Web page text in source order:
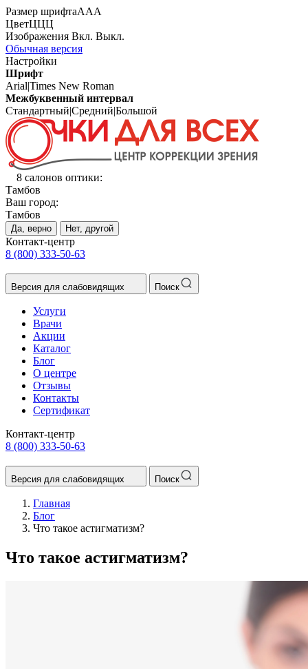
Размер шрифтаААА
ЦветЦЦЦ
Изображения Вкл. Выкл.
Обычная версия
Настройки
Шрифт
Arial|Times New Roman
Межбуквенный интервал
Стандартный|Средний|Большой
8 салонов оптики:
Тамбов
Ваш город:
Тамбов
Да, верно Нет, другой
Контакт-центр
8 (800) 333-50-63
Версия для слабовидящих Поиск
Услуги
Врачи
Акции
Каталог
Блог
О центре
Отзывы
Контакты
Сертификат
Контакт-центр
8 (800) 333-50-63
Версия для слабовидящих Поиск
Главная
Блог
Что такое астигматизм?
Что такое астигматизм?